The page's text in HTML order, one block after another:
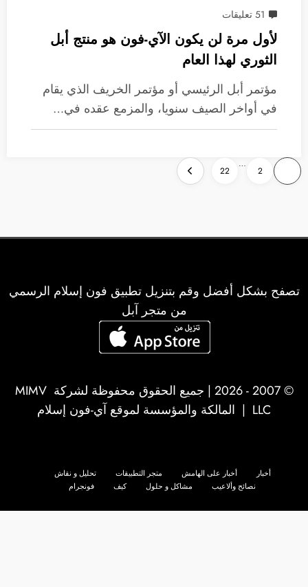
51 تعليقات
لأول مرة لن يكون الآي-فون هو منتج أبل
الثوري لهذا العام
مؤتمر أبل الرئيسي أو مؤتمر الخريف الذي يقام
في أواخر الصيف سنويا، والمزمع عقده في…
تعدد
صفحات
2
…
22
تصفح بشكل أفضل وقم بتنزيل تطبيق فون إسلام الرسمي
من متجر آبل
© 2007 - 2026 | جميع الحقوق محفوظة لشركة
MIMV
LLC | المالكة والمؤسسة لموقع آي-فون إسلام
أخبار أخبار على الهامش متجر التطبيقات
تحليل و نقاش
نصائح وألاعيب
مشاكل و حلول كيف فونجرام